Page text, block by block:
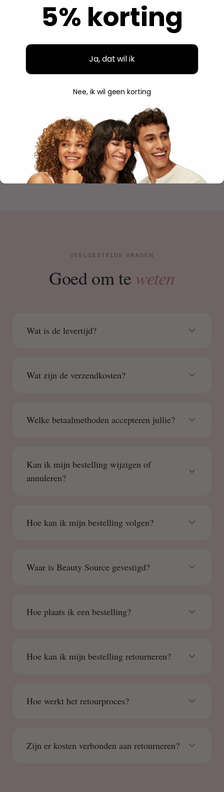
Aidan
Geverifieerde aankoop
"
"Fijne ervaring"
Duidelijke website, makkelijk bestellen en mooie
verpakking. Volgende keer weer.
S Savannah
Geverifieerde aankoop
VEELGESTELDE VRAGEN
Goed om te weten
Wat is de levertijd?
Wat zijn de verzendkosten?
Welke betaalmethoden accepteren jullie?
Kan ik mijn bestelling wijzigen of
annuleren?
Hoe kan ik mijn bestelling volgen?
Waar is Beauty Source gevestigd?
Hoe plaats ik een bestelling?
Hoe kan ik mijn bestelling retourneren?
Hoe werkt het retourproces?
Zijn er kosten verbonden aan retourneren?
5% korting
Ja, dat wil ik
Nee, ik wil geen korting